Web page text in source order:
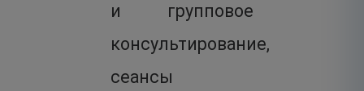
и групповое
консультирование,
сеансы